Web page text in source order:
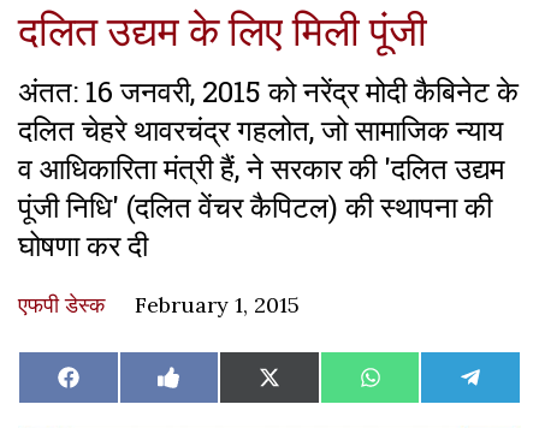
दलित उद्यम के लिए मिली पूंजी
अंतत: 16 जनवरी, 2015 को नरेंद्र मोदी कैबिनेट के
दलित चेहरे थावरचंद्र गहलोत, जो सामाजिक न्याय
व आधिकारिता मंत्री हैं, ने सरकार की 'दलित उद्यम
पूंजी निधि' (दलित वेंचर कैपिटल) की स्थापना की
घोषणा कर दी
एफपी डेस्‍क February 1, 2015
Share
on
Facebook Share
on
Like
on
Share
on
X
(Twitter)
Share
on
WhatsAppShare
on